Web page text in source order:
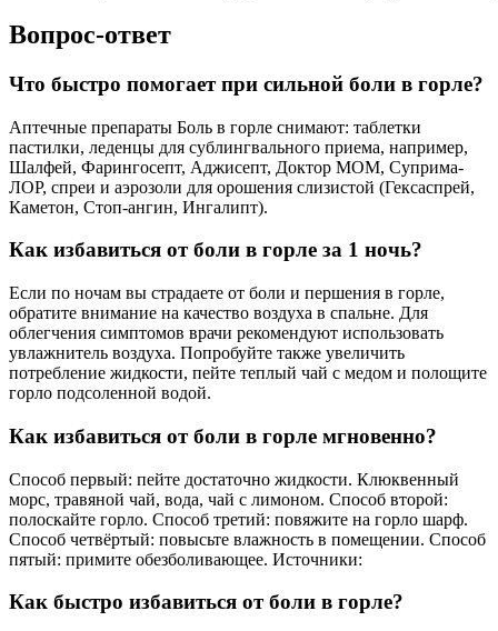
Вопрос-ответ
Что быстро помогает при сильной боли в горле?
Аптечные препараты Боль в горле снимают: таблетки
пастилки, леденцы для сублингвального приема, например,
Шалфей, Фарингосепт, Аджисепт, Доктор МОМ, Суприма-
ЛОР, спреи и аэрозоли для орошения слизистой (Гексаспрей,
Каметон, Стоп-ангин, Ингалипт).
Как избавиться от боли в горле за 1 ночь?
Если по ночам вы страдаете от боли и першения в горле,
обратите внимание на качество воздуха в спальне. Для
облегчения симптомов врачи рекомендуют использовать
увлажнитель воздуха. Попробуйте также увеличить
потребление жидкости, пейте теплый чай с медом и полощите
горло подсоленной водой.
Как избавиться от боли в горле мгновенно?
Способ первый: пейте достаточно жидкости. Клюквенный
морс, травяной чай, вода, чай с лимоном. Способ второй:
полоскайте горло. Способ третий: повяжите на горло шарф.
Способ четвёртый: повысьте влажность в помещении. Способ
пятый: примите обезболивающее. Источники:
Как быстро избавиться от боли в горле?